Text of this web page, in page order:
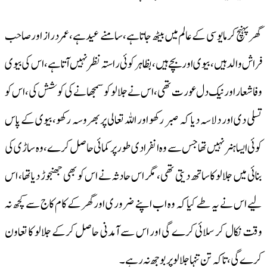
گھر پہنچ کر مایوسی کے عالم میں بیٹھ جاتا ہے، سامنے عید ہے، عمر دراز اور صاحب
فراش والد ہیں، بیوی اور بچے ہیں، بظاہر کوئی راستہ نظر نہیں آتا ہے، اس کی بیوی
وفا شعار اور نیک دل عورت تھی، اس نے جلالو کو سمجھانے کی کوشش کی، اس کو
تسلی دی اور دلاسہ دیا کہ صبر رکھو اور اللہ تعالی پر بھروسہ رکھو، بیوی کے پاس
کوئی ایسا ہنر نہیں تھا جس سے وہ انفرادی طور پر کمائی حاصل کرے، وہ ساڑی کی
بنائی میں جلالو کا ساتھ دیتی تھی، مگر اس حادثہ نے اس کو بھی جھنجوڑ دیاتھا، اس
لیے اس نے یہ طے کیا کہ وہ اب اپنے ضروری اور گھر کے کام کاج سے کچھ نہ
وقت نکال کر سلائی کرے گی اور اس سے آمدنی حاصل کرکے جلالو کا تعاون
کرے گی، تاکہ تن تنہا جلالو پر بوجھ نہ رہے۔